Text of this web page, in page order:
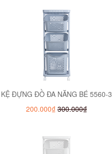
KỆ ĐỰNG ĐỒ ĐA NĂNG BÉ 5560-3
200.000₫ 300.000₫